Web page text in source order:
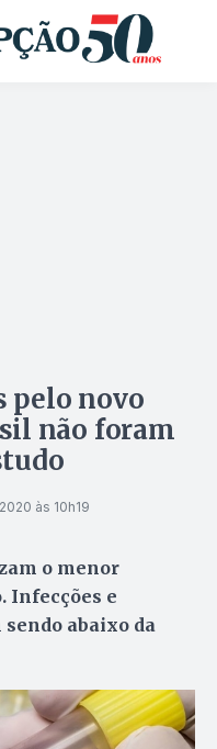
pelo novo
não foram
às 10h19
o menor
Infecções e
abaixo da